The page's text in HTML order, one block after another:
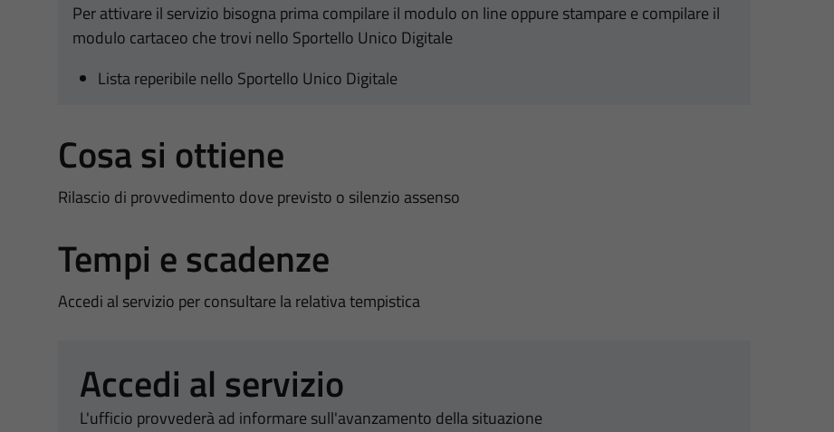
Per attivare il servizio bisogna prima compilare il modulo on line oppure stampare e compilare il
modulo cartaceo che trovi nello Sportello Unico Digitale
Lista reperibile nello Sportello Unico Digitale
Cosa si ottiene
Rilascio di provvedimento dove previsto o silenzio assenso
Tempi e scadenze
Accedi al servizio per consultare la relativa tempistica
Accedi al servizio
L'ufficio provvederà ad informare sull'avanzamento della situazione